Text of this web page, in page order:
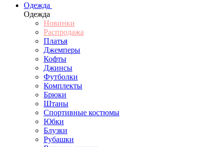
Одежда
Одежда
Новинки
Распродажа
Платья
Джемперы
Кофты
Джинсы
Футболки
Комплекты
Брюки
Штаны
Спортивные костюмы
Юбки
Блузки
Рубашки